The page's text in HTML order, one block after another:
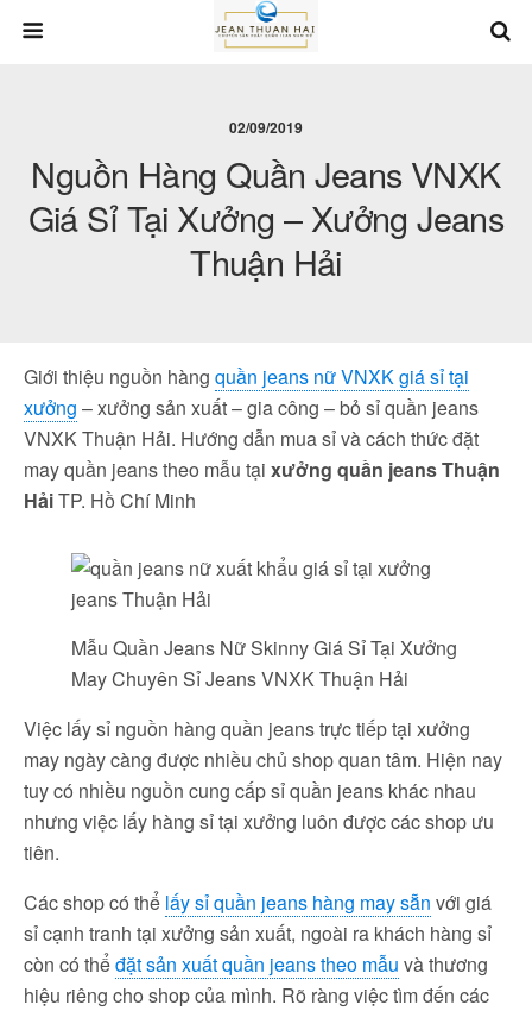
02/09/2019
Nguồn Hàng Quần Jeans VNXK
Giá Sỉ Tại Xưởng – Xưởng Jeans
Thuận Hải
Giới thiệu nguồn hàng quần jeans nữ VNXK giá sỉ tại
xưởng – xưởng sản xuất – gia công – bỏ sỉ quần jeans
VNXK Thuận Hải. Hướng dẫn mua sỉ và cách thức đặt
may quần jeans theo mẫu tại xưởng quần jeans Thuận
HảiTP. Hồ Chí Minh
Mẫu Quần Jeans Nữ Skinny Giá Sỉ Tại Xưởng
May Chuyên Sỉ Jeans VNXK Thuận Hải
Việc lấy sỉ nguồn hàng quần jeans trực tiếp tại xưởng
may ngày càng được nhiều chủ shop quan tâm. Hiện nay
tuy có nhiều nguồn cung cấp sỉ quần jeans khác nhau
nhưng việc lấy hàng sỉ tại xưởng luôn được các shop ưu
tiên.
Các shop có thể lấy sỉ quần jeans hàng may sẵn với giá
sỉ cạnh tranh tại xưởng sản xuất, ngoài ra khách hàng sỉ
còn có thểđặt sản xuất quần jeans theo mẫu và thương
hiệu riêng cho shop của mình. Rõ ràng việc tìm đến các